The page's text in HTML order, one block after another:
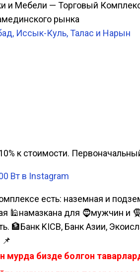
и Мебели — Торговый
рынка
Иссык-Куль, Талас и Нарын
к стоимости.
Вт в Instagram
есть: наземная и
🕌намазкана для 🧔мужчин и
🏦Банк KICB, Банк Азии,
мурда бизде болгон